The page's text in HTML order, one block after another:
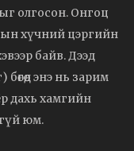
олгосон. Онгоц
хүчний цэргийн
байв. Дээд
энэ нь зарим
дахь хамгийн
юм.